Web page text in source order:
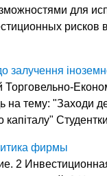
для
рисков
Торговельно-
на тему: "Заходи
капіталу"
фирмы
2